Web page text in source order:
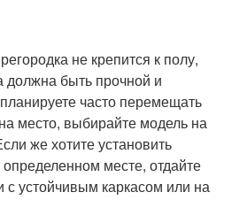
не крепится к полу,
должна быть прочной и
часто перемещать
место, выбирайте модель на
же хотите установить
определенном месте, отдайте
с устойчивым каркасом или на